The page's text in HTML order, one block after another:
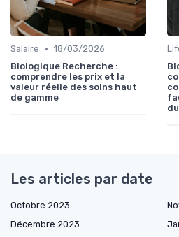
Salaire • 18/03/2026
Biologique Recherche :
comprendre les prix et la
valeur réelle des soins haut
de gamme
Les articles par date
Octobre 2023
Décembre 2023